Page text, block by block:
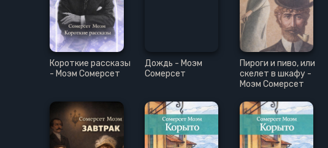
Короткие рассказы
- Моэм Сомерсет
Дождь - Моэм
Сомерсет
Пироги и пиво, или
скелет в шкафу -
Моэм Сомерсет